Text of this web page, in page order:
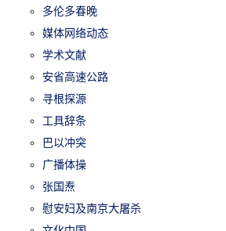
多伦多春晚
媒体网络动态
学术文献
安省高速公路
寻根探源
工具辞条
巴以冲突
广播体操
张国焘
慰安妇及南京大屠杀